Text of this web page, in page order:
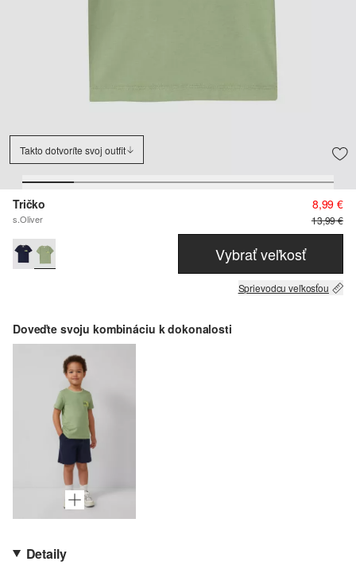
Takto dotvoríte svoj outfit
Tričko
s.Oliver
8,99 €
13,99 €
Vybrať veľkosť
Sprievodcu veľkosťou
Doveďte svoju kombináciu k dokonalosti
Detaily